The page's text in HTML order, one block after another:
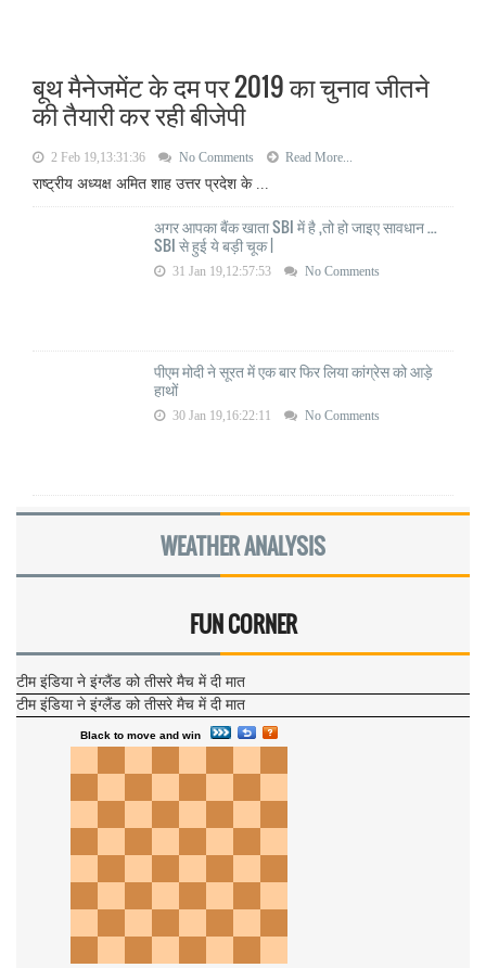
बूथ मैनेजमेंट के दम पर 2019 का चुनाव जीतने
की तैयारी कर रही बीजेपी
2 Feb 19,13:31:36 No Comments Read More...
राष्ट्रीय अध्यक्ष अमित शाह उत्तर प्रदेश के ...
अगर आपका बैंक खाता SBI में है ,तो हो जाइए सावधान ...
SBI से हुई ये बड़ी चूक |
31 Jan 19,12:57:53 No Comments
पीएम मोदी ने सूरत में एक बार फिर लिया कांग्रेस को आड़े
हाथों
30 Jan 19,16:22:11 No Comments
WEATHER ANALYSIS
FUN CORNER
टीम इंडिया ने इंग्लैंड को तीसरे मैच में दी मात
टीम इंडिया ने इंग्लैंड को तीसरे मैच में दी मात